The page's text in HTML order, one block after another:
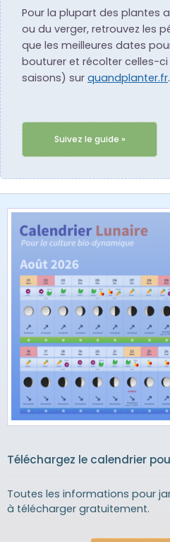
Pour la plupart des plantes
ou du verger, retrouvez les
que les meilleures dates
bouturer et récolter celles-
saisons) sur quandplanter.fr.
Suivez le guide »
Téléchargez le calendrier
Toutes les informations pour
à télécharger gratuitement.